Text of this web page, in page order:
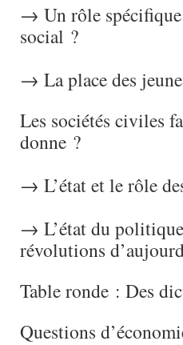
→ Un rôle spécifique
social ?
→ La place des
Les sociétés civiles
donne ?
→ L’état et le rôle
→ L’état du
révolutions
Table ronde : Des
Questions